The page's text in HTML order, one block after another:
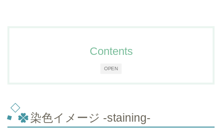
OPEN
Contents
染色イメージ -staining-